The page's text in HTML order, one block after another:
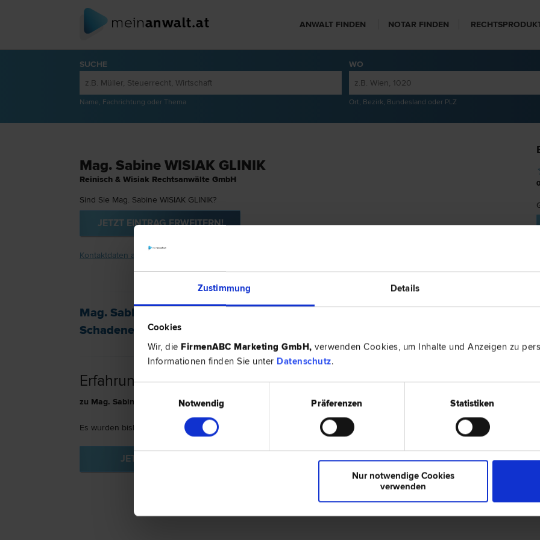
Zustimmung Details
Cookies
Wir, die FirmenABC Marketing GmbH, verwenden Cookies, um Inhalte und Anzeigen zu
Informationen finden Sie unter Datenschutz.
Einwilligungsauswahl
Notwendig
Präferenzen Statistiken
Nur notwendige Cookies
verwenden
ANWALT FINDEN NOTAR FINDEN
SUCHE
Name, Fachrichtung oder Thema
WO
Ort, Bezirk, Bundesland oder PLZ
Mag. Sabine WISIAK GLINIK
Reinisch & Wisiak Rechtsanwälte GmbH
Sind Sie Mag. Sabine WISIAK GLINIK?
JETZT EINTRAG ERWEITERN!
Kontaktdaten anzeigen
0
Mag. Sabine WISIAK GLINIK ist spezialisiert auf
Schadenersatz- und Gewährleistungs­recht
Erfahrungsberichte
zu Mag. Sabine WISIAK GLINIK in 8490 Bad Radkersburg
Es wurden bislang keine Bewertungen vorgenommen.
JETZT BEWERTEN